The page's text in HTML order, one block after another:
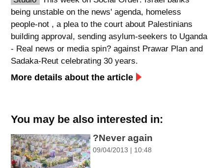
spellcheck
גופן קריא
ניגודיות צבעים
font_download
סימון קישורים
being unstable on the news' agenda, homeless
people-not , a plea to the court about Palestinians
building approval, sending asylum-seekers to Uganda
- Real news or media spin? against Prawar Plan and
Sadaka-Reut celebrating 30 years.
More details about the article
You may be also interested in:
?Never again
09/04/2013 | 10:48